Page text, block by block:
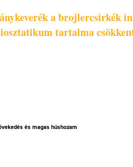
a brojlercsirkék
tartalma
és magas húshozam